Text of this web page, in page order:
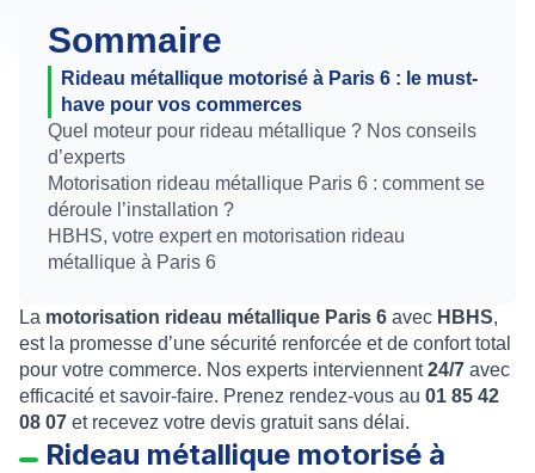
Sommaire
Rideau métallique motorisé à Paris 6 : le must-
have pour vos commerces
Quel moteur pour rideau métallique ? Nos conseils
d’experts
Motorisation rideau métallique Paris 6 : comment se
déroule l’installation ?
HBHS, votre expert en motorisation rideau
métallique à Paris 6
La motorisation rideau métallique Paris 6 avec HBHS,
est la promesse d’une sécurité renforcée et de confort total
pour votre commerce. Nos experts interviennent24/7 avec
efficacité et savoir-faire. Prenez rendez-vous au 01 85 42
08 07 et recevez votre devis gratuit sans délai.
Rideau métallique motorisé à